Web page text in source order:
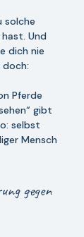
solche
Und
dich nie
Pferde
gibt
selbst
Mensch
gegen